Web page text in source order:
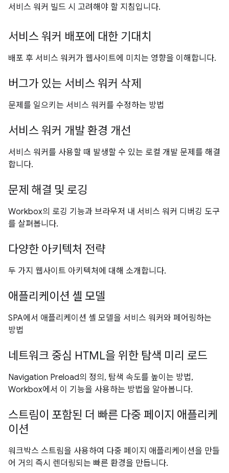
서비스 워커 빌드 시 고려해야 할 지침입니다.
서비스 워커 배포에 대한 기대치
배포 후 서비스 워커가 웹사이트에 미치는 영향을 이해합니다.
버그가 있는 서비스 워커 삭제
문제를 일으키는 서비스 워커를 수정하는 방법
서비스 워커 개발 환경 개선
서비스 워커를 사용할 때 발생할 수 있는 로컬 개발 문제를 해결
합니다.
문제 해결 및 로깅
Workbox의 로깅 기능과 브라우저 내 서비스 워커 디버깅 도구
를 살펴봅니다.
다양한 아키텍처 전략
두 가지 웹사이트 아키텍처에 대해 소개합니다.
애플리케이션 셸 모델
SPA에서 애플리케이션 셸 모델을 서비스 워커와 페어링하는
방법
네트워크 중심 HTML을 위한 탐색 미리 로드
Navigation Preload의 정의, 탐색 속도를 높이는 방법,
Workbox에서 이 기능을 사용하는 방법을 알아봅니다.
스트림이 포함된 더 빠른 다중 페이지 애플리케
이션
워크박스 스트림을 사용하여 다중 페이지 애플리케이션을 만들
어 거의 즉시 렌더링되는 빠른 환경을 만듭니다.